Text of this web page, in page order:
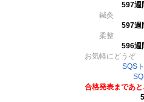
597週
鍼灸
597週
柔整
596週
お気軽にどうぞ
SQS
合格発表まであ